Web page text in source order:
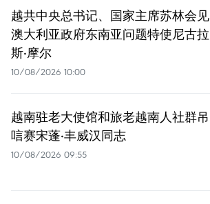
越共中央总书记、国家主席苏林会见
澳大利亚政府东南亚问题特使尼古拉
斯·摩尔
10/08/2026 10:00
越南驻老大使馆和旅老越南人社群吊
唁赛宋蓬·丰威汉同志
10/08/2026 09:55